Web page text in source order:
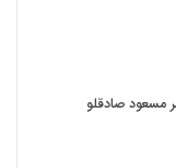
مسعود صادقلو